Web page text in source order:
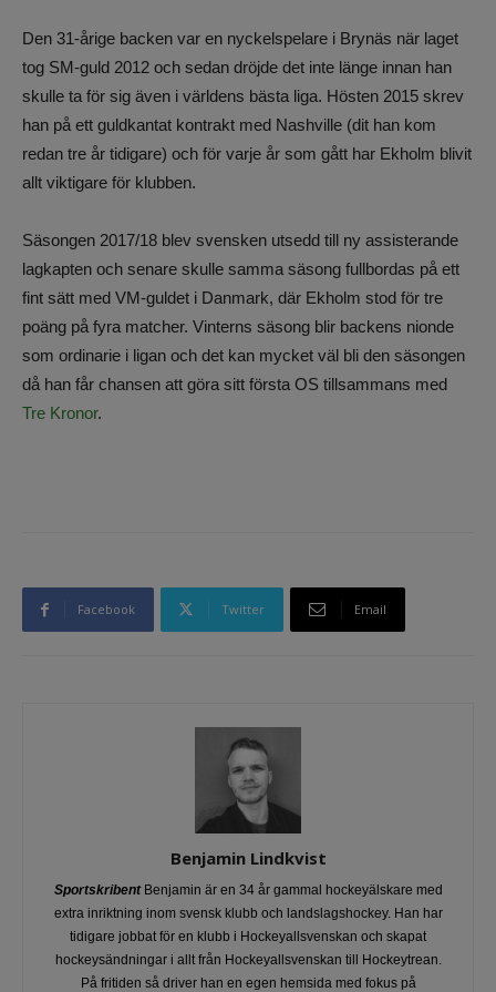
Den 31-årige backen var en nyckelspelare i Brynäs när laget
tog SM-guld 2012 och sedan dröjde det inte länge innan han
skulle ta för sig även i världens bästa liga. Hösten 2015 skrev
han på ett guldkantat kontrakt med Nashville (dit han kom
redan tre år tidigare) och för varje år som gått har Ekholm blivit
allt viktigare för klubben.
Säsongen 2017/18 blev svensken utsedd till ny assisterande
lagkapten och senare skulle samma säsong fullbordas på ett
fint sätt med VM-guldet i Danmark, där Ekholm stod för tre
poäng på fyra matcher. Vinterns säsong blir backens nionde
som ordinarie i ligan och det kan mycket väl bli den säsongen
då han får chansen att göra sitt första OS tillsammans med
Tre Kronor.
Facebook Twitter Email
Benjamin Lindkvist
SportskribentBenjamin är en 34 år gammal hockeyälskare med
extra inriktning inom svensk klubb och landslagshockey. Han har
tidigare jobbat för en klubb i Hockeyallsvenskan och skapat
hockeysändningar i allt från Hockeyallsvenskan till Hockeytrean.
På fritiden så driver han en egen hemsida med fokus på